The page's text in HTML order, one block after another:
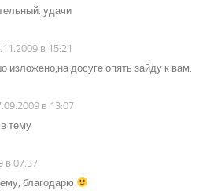
удачи
в 15:21
изложено,на досуге опять зайду к вам.
в 13:07
тему
в 07:37
благодарю